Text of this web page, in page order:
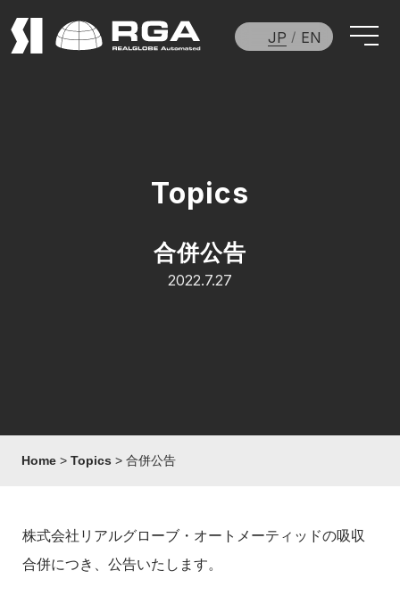
Topics
合併公告
2022.7.27
Home Topics 合併公告
株式会社リアルグローブ・オートメーティッドの吸収
合併につき、公告いたします。
JP EN